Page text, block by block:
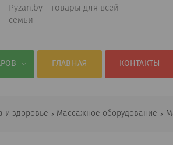
Pyzan.by - товары для всей
семьи
ГЛАВНАЯ КОНТАКТЫ
и здоровье Массажное оборудование